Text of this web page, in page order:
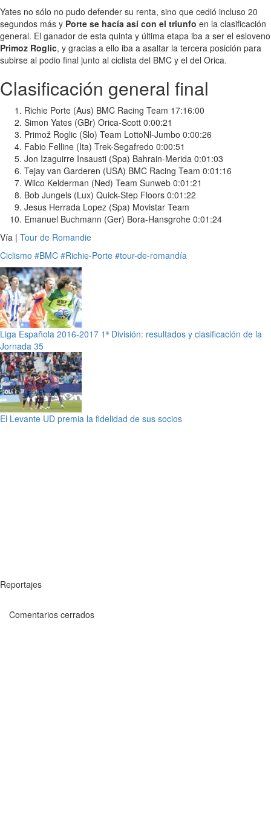
Yates no sólo no pudo defender su renta, sino que cedió incluso 20
segundos más y Porte se hacía así con el triunfo en la clasificación
general. El ganador de esta quinta y última etapa iba a ser el esloveno
Primoz Roglic, y gracias a ello iba a asaltar la tercera posición para
subirse al podio final junto al ciclista del BMC y el del Orica.
Clasificación general final
Richie Porte (Aus) BMC Racing Team 17:16:00
Simon Yates (GBr) Orica-Scott 0:00:21
Primož Roglic (Slo) Team LottoNl-Jumbo 0:00:26
Fabio Felline (Ita) Trek-Segafredo 0:00:51
Jon Izaguirre Insausti (Spa) Bahrain-Merida 0:01:03
Tejay van Garderen (USA) BMC Racing Team 0:01:16
Wilco Kelderman (Ned) Team Sunweb 0:01:21
Bob Jungels (Lux) Quick-Step Floors 0:01:22
Jesus Herrada Lopez (Spa) Movistar Team
Emanuel Buchmann (Ger) Bora-Hansgrohe 0:01:24
Vía | Tour de Romandie
Ciclismo #BMC #Richie-Porte #tour-de-romandía
Liga Española 2016-2017 1ª División: resultados y clasificación de la
Jornada 35
El Levante UD premia la fidelidad de sus socios
Reportajes
Comentarios cerrados